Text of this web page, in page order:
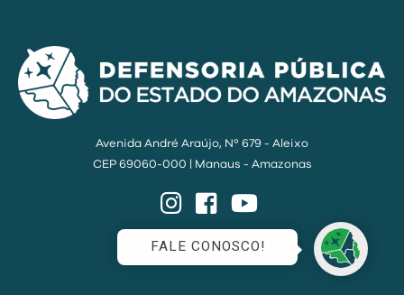
Avenida André Araújo, Nº 679 - Aleixo
CEP 69060-000 | Manaus - Amazonas
InstagramFacebook
FALE CONOSCO!